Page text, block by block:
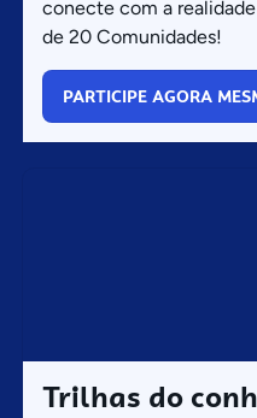
conecte com a
de 20 Comunidades!
PARTICIPE AGORA
Trilhas do